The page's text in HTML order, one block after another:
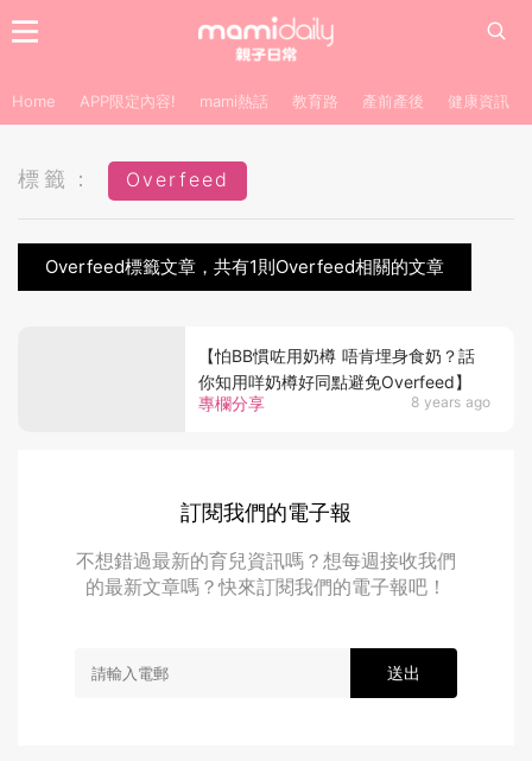
Home APP限定內容! mami熱話 教育路 產前產後 健康資訊
標籤： Overfeed
Overfeed標籤文章，共有1則Overfeed相關的文章
專欄分享 8 years ago
【怕BB慣咗用奶樽 唔肯埋身食奶？話
你知用咩奶樽好同點避免Overfeed】
訂閱我們的電子報
不想錯過最新的育兒資訊嗎？想每週接收我們
的最新文章嗎？快來訂閱我們的電子報吧！
送出